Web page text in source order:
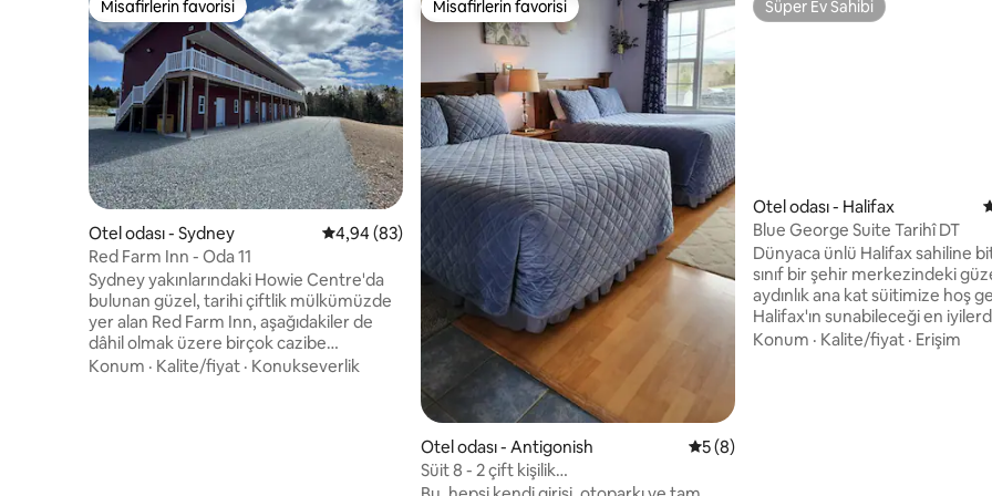
Misafirlerin favorisi
Misafirlerin favorisi
Otel odası - Sydney 5 üzerinden ortalama 4,94 puan, 83 değerlendirme
4,94 (83)
Red Farm Inn - Oda 11
Sydney yakınlarındaki Howie Centre'da
bulunan güzel, tarihi çiftlik mülkümüzde
yer alan Red Farm Inn, aşağıdakiler de
dâhil olmak üzere birçok cazibe
merkezimizin arasında bulunmaktadır: -
Konum · Kalite/fiyat · Konukseverlik
Misafirlerin favorisi
Misafirlerin favorisi
Otel odası - Antigonish 5 üzerinden ortalama 5 puan, 8
5 (8)
Süit 8 - 2 çift kişilik
yataklı/banyolu/mutfaklı stüdyo
Süper Ev Sahibi
Süper Ev Sahibi
Otel odası - Halifax
Blue George Suite Tarihî DT
Dünyaca ünlü Halifax sahiline
sınıf bir şehir merkezindeki
aydınlık ana kat süitimize hoş
Halifax'ın sunabileceği en
bazılarına sadece birkaç dakika
Konum · Kalite/fiyat · Erişim